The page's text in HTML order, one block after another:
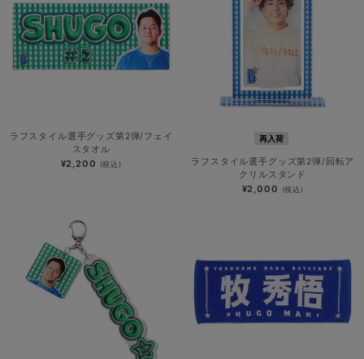
ラフスタイル選手グッズ第2弾/フェイ
スタオル
¥2,200 (税込)
再入荷
ラフスタイル選手グッズ第2弾/回転ア
クリルスタンド
¥2,000 (税込)